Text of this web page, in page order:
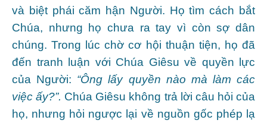
và biệt phái căm hận Người. Họ tìm cách bắt
Chúa, nhưng họ chưa ra tay vì còn sợ dân
chúng. Trong lúc chờ cơ hội thuận tiện, họ đã
đến tranh luận với Chúa Giêsu về quyền lực
của Người: “Ông lấy quyền nào mà làm các
việc ấy?”. Chúa Giêsu không trả lời câu hỏi của
họ, nhưng hỏi ngược lại về nguồn gốc phép lạ